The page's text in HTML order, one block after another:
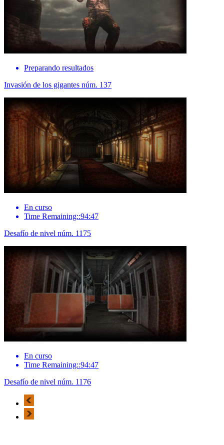
Preparando resultados
Invasión de los gigantes núm. 137
En curso
Time Remaining::94:47
Desafío de nivel núm. 1175
En curso
Time Remaining::94:47
Desafío de nivel núm. 1176